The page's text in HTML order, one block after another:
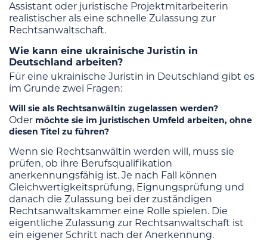
Assistant oder juristische Projektmitarbeiterin
realistischer als eine schnelle Zulassung zur
Rechtsanwaltschaft.
Wie kann eine ukrainische Juristin in
Deutschland arbeiten?
Für eine ukrainische Juristin in Deutschland gibt es
im Grunde zwei Fragen:
Will sie als Rechtsanwältin zugelassen werden?
Oder möchte sie im juristischen Umfeld arbeiten, ohne
diesen Titel zu führen?
Wenn sie Rechtsanwältin werden will, muss sie
prüfen, ob ihre Berufsqualifikation
anerkennungsfähig ist. Je nach Fall können
Gleichwertigkeitsprüfung, Eignungsprüfung und
danach die Zulassung bei der zuständigen
Rechtsanwaltskammer eine Rolle spielen. Die
eigentliche Zulassung zur Rechtsanwaltschaft ist
ein eigener Schritt nach der Anerkennung.